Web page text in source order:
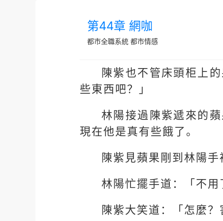
第44章 網咖
都市全職系統 都市情感
陳紫也不管床頭柜上
些東西吧？」
林陽接過陳紫遞來的
現在他是真有些餓了。
陳紫見蘋果剛到林陽
林陽忙擺手道：「不用
陳紫大笑道：「怎麼？